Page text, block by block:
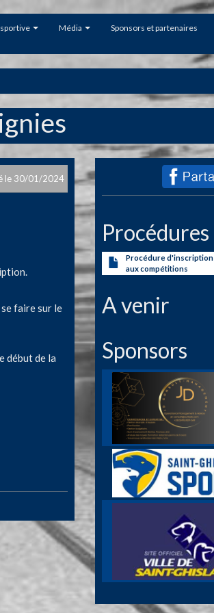
Média Sponsors et partenaires
30/01/2024
faire sur le
début de la
Procédures
Procédure d'inscription
aux compétitions
A venir
Sponsors